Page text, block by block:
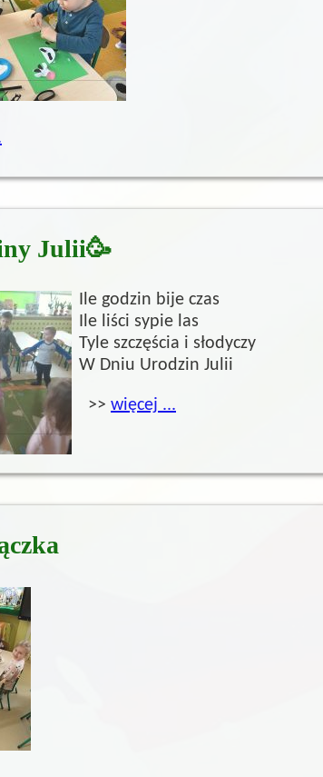
Julii🥳
Ile godzin bije czas
Ile liści sypie las
Tyle szczęścia i słodyczy
W Dniu Urodzin Julii
>> więcej ...